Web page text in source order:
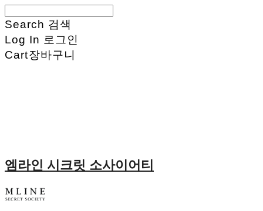
Search 검색
Log In 로그인
Cart장바구니
엠라인 시크릿 소사이어티